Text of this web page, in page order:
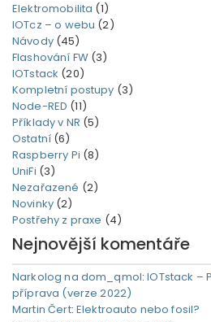
Elektromobilita (1)
IOTcz – o webu (2)
Návody(45)
Flashování FW(3)
IOTstack (20)
Kompletní postupy (3)
Node-RED (11)
Příklady v NR (5)
Ostatní (6)
Raspberry Pi (8)
UniFi (3)
Nezařazené (2)
Novinky (2)
Postřehy z praxe (4)
Nejnovější komentáře
Narkolog na dom_qmol:IOTstack –
příprava (verze 2022)
Martin Čert: Elektroauto nebo fosil?